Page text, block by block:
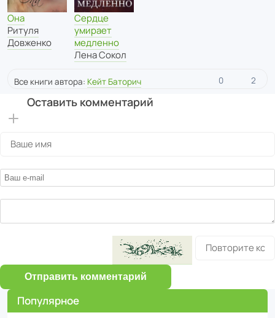
Она
Ритуля
Довженко
Сердце
умирает
медленно
Лена Сокол
Все книги автора: Кейт Баторич 0 2
Оставить комментарий
Отправить комментарий
Популярное